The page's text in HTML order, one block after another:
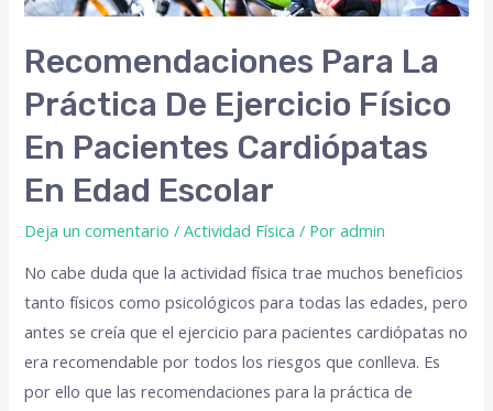
Recomendaciones Para La
Práctica De Ejercicio Físico
En Pacientes Cardiópatas
En Edad Escolar
Deja un comentario /Actividad Física / Poradmin
No cabe duda que la actividad física trae muchos beneficios
tanto físicos como psicológicos para todas las edades, pero
antes se creía que el ejercicio para pacientes cardiópatas no
era recomendable por todos los riesgos que conlleva. Es
por ello que las recomendaciones para la práctica de